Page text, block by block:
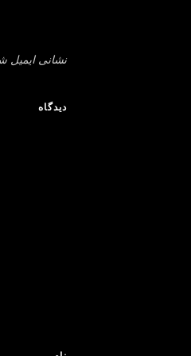
نشانی ایمیل